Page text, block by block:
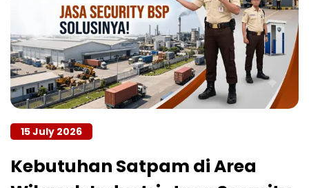
15 July 2026
Kebutuhan Satpam di Area